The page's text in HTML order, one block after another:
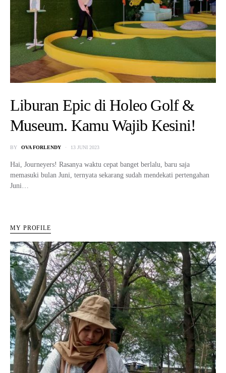
Liburan Epic di Holeo Golf &
Museum. Kamu Wajib Kesini!
BY OVA FORLENDY 13 JUNI 2023
Hai, Journeyers! Rasanya waktu cepat banget berlalu, baru saja
memasuki bulan Juni, ternyata sekarang sudah mendekati pertengahan
Juni…
MY PROFILE